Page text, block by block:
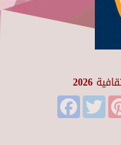
2026
Facebook